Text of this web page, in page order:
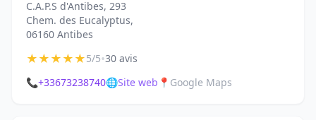
C.A.P.S d'Antibes, 293
Chem. des Eucalyptus,
06160 Antibes
★★★★★5/5•30 avis
📞+33673238740🌐Site web 📍 Google Maps